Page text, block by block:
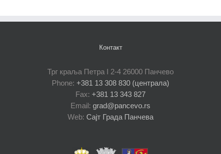
Контакт
Трг краља Петра I 2-4 26000 Панчево
Phone: +381 13 308 830 (централа)
Fax: +381 13 343 827
Email: grad@pancevo.rs
Web: Сајт Града Панчева